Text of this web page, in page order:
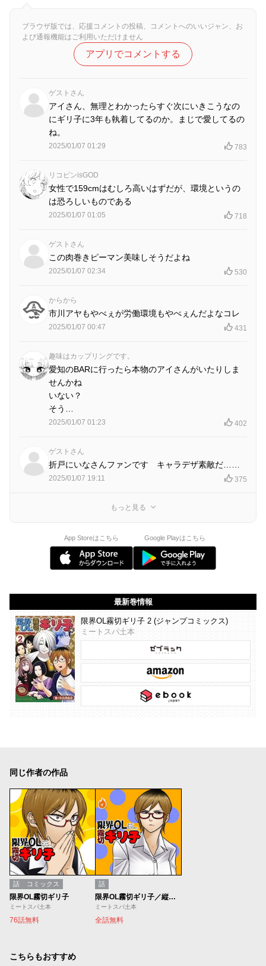
ブラウザ版では、応援コメントの投稿、コメントへのいいジャン、お
よび通報機能はご利用いただけません
アプリでコメントする
ゲストさん
アイさん、無理とわかったらすぐ次にいきこうなの
にギリ子に3年も執着してるのか。まじで愛してるの
ね。
2025/01/07 01:29 783
リコピンisGOD
女性で159cmはむしろ高いはずだが、環境というの
は恐ろしいものである
2025/01/07 01:05 718
ゲストさん
この肉巻きピーマン美味しそうだよね
2025/01/07 02:34 530
からから
市川アヤもやべぇが労働環境もやべぇんだよなコレ
2025/01/07 00:47 431
趣味はカップリングです。
愛知のBARに行ったら本物のアイさんがいたりしま
せんかね
いない？
そう…
2025/01/07 01:23 402
ゲストさん
折戸にいなさんファンです キャラデザ素敵だ……
2025/01/07 19:11 375
もっと見る
App Storeはこちら Google Playはこちら
最新巻情報
限界OL霧切ギリ子 2 (ジャンプコミックス)
ミートスパ土本
同じ作者の作品
話 コミックス
限界OL霧切ギリ子
ミートスパ土本
76話無料
話
限界OL霧切ギリ子／縦読み版
ミートスパ土本
全話無料
こちらもおすすめ